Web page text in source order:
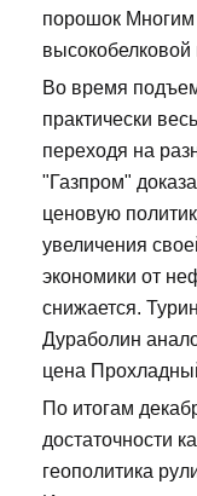
порошок Многим
Во время
практически
переходя на
"Газпром"
ценовую
увеличения
экономики от
снижается.
Дураболин
цена
По итогам
достаточности
геополитика